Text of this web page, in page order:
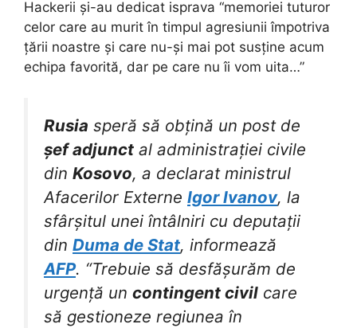
Hackerii și-au dedicat isprava “memoriei tuturor
celor care au murit în timpul agresiunii împotriva
țării noastre și care nu-și mai pot susține acum
echipa favorită, dar pe care nu îi vom uita…”
Rusia speră să obțină un post de
șef adjunct al administrației civile
din Kosovo, a declarat ministrul
Afacerilor Externe Igor Ivanov, la
sfârșitul unei întâlniri cu deputații
din Duma de Stat, informează
AFP. “Trebuie să desfășurăm de
urgență un contingent civil care
să gestioneze regiunea în